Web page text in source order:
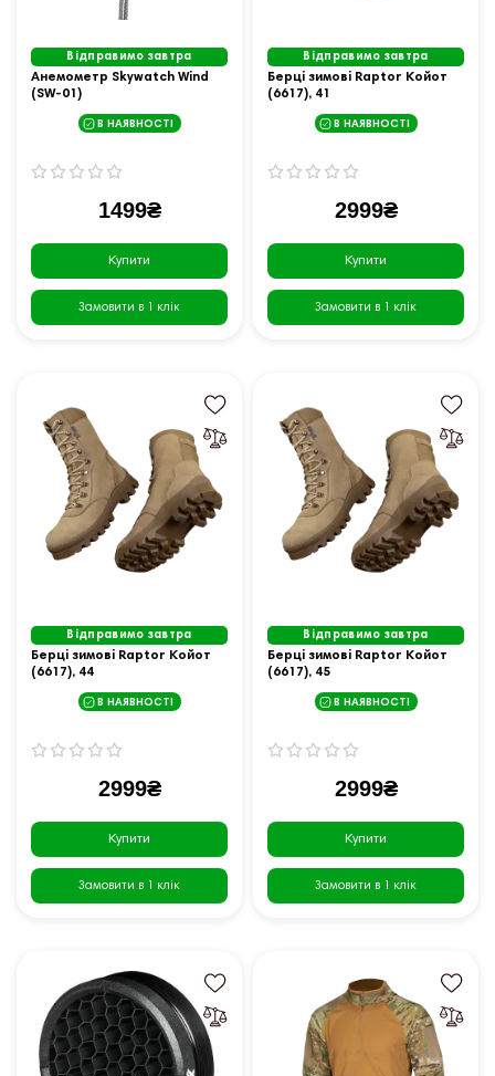
Відправимо завтра
Анемометр Skywatch Wind
(SW-01)
В НАЯВНОСТІ
1499₴
Купити
Замовити в 1 клік
Відправимо завтра
Берцi зимовi Raptor Койот
(6617), 41
В НАЯВНОСТІ
2999₴
Купити
Замовити в 1 клік
Відправимо завтра
Берцi зимовi Raptor Койот
(6617), 44
В НАЯВНОСТІ
2999₴
Купити
Замовити в 1 клік
Відправимо завтра
Берцi зимовi Raptor Койот
(6617), 45
В НАЯВНОСТІ
2999₴
Купити
Замовити в 1 клік